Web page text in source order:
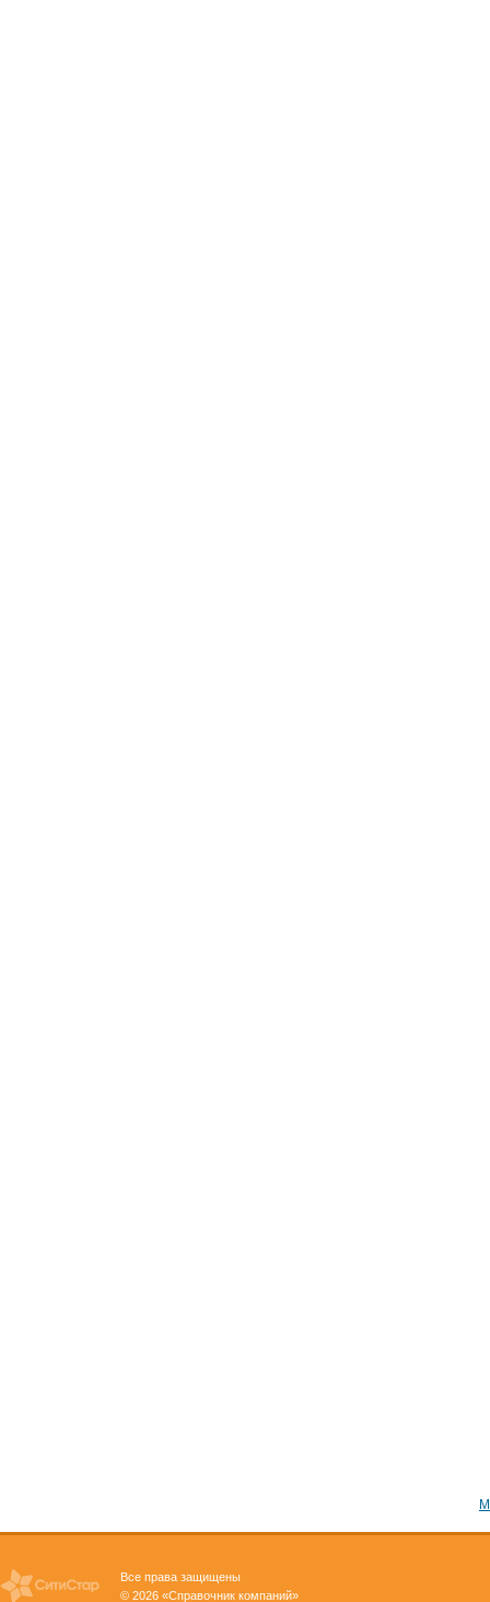
Все права защищены
© 2026 «Справочник компаний»